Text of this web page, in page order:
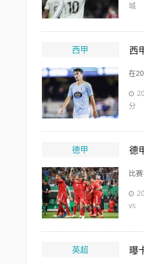
城
西甲 西
在
分
德甲 德
比
vs
英超 曝